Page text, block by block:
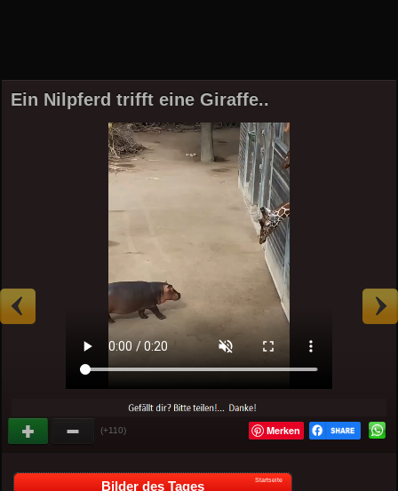
Ein Nilpferd trifft eine Giraffe..
(+110) Merken
Bilder des Tages Startseite